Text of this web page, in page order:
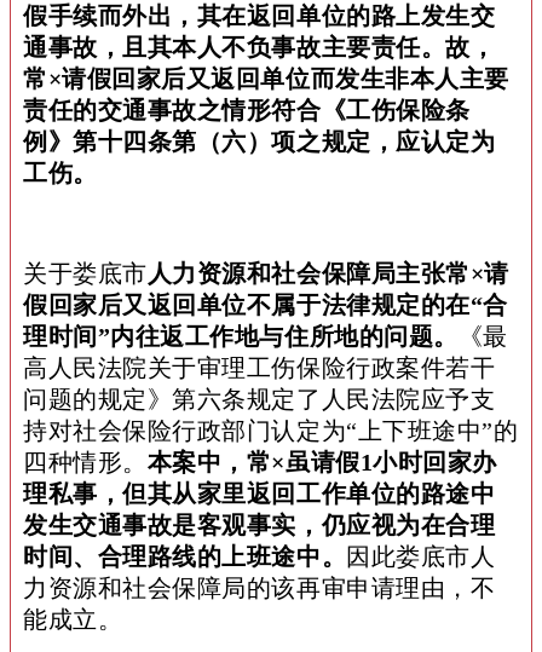
假手续而外出，其在返回单位的路上发生交
通事故，且其本人不负事故主要责任。故，
常×请假回家后又返回单位而发生非本人主要
责任的交通事故之情形符合《工伤保险条
例》第十四条第（六）项之规定，应认定为
工伤。
关于娄底市人力资源和社会保障局主张常×请
假回家后又返回单位不属于法律规定的在“合
理时间”内往返工作地与住所地的问题。
《最
高人民法院关于审理工伤保险行政案件若干
问题的规定》第六条规定了人民法院应予支
持对社会保险行政部门认定为“上下班途中”的
四种情形。 本案中，常×虽请假1小时回家办
理私事，但其从家里返回工作单位的路途中
发生交通事故是客观事实，仍应视为在合理
时间、合理路线的上班途中。 因此娄底市人
力资源和社会保障局的该再审申请理由，不
能成立。